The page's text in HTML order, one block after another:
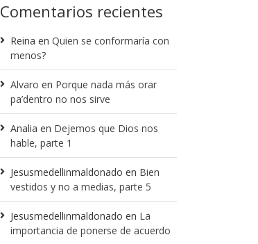
Comentarios recientes
Reina en Quien se conformaría con
menos?
Alvaro en Porque nada más orar
pa’dentro no nos sirve
Analia en Dejemos que Dios nos
hable, parte 1
Jesusmedellinmaldonado en Bien
vestidos y no a medias, parte 5
Jesusmedellinmaldonado en La
importancia de ponerse de acuerdo